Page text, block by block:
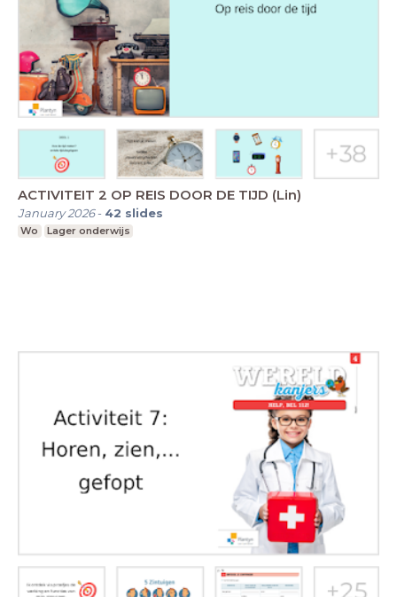
ACTIVITEIT 2 OP REIS DOOR DE TIJD (Lin)
January 2026- 42 slides
Wo Lager onderwijs